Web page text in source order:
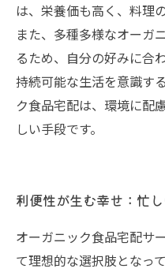
は、栄養価も高く、料理
また、多種多様なオーガ
るため、自分の好みに合
持続可能な生活を意識す
ク食品宅配は、環境に配
しい手段です。
利便性が生む幸せ：忙
オーガニック食品宅配サ
て理想的な選択肢となっ